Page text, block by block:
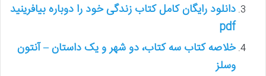
دانلود رایگان کامل کتاب زندگی خود را دوباره بیافرینید
pdf
خلاصه کتاب سه کتاب، دو شهر و یک داستان – آنتون
وسلز